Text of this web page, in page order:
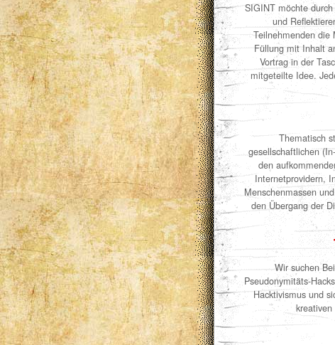
SIGINT möchte
und
Teilnehmenden die
Füllung mit Inhalt
Vortrag in der
mitgeteilte Idee.
Thematisch
gesellschaftlichen
den
Internetprovidern,
Menschenmassen
den Übergang der
Wir suchen
Pseudonymitäts-
Hacktivismus und